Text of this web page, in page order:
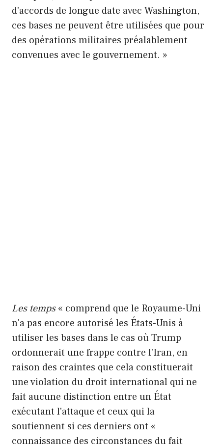
d'accords de longue date avec Washington,
ces bases ne peuvent être utilisées que pour
des opérations militaires préalablement
convenues avec le gouvernement. »
Les temps« comprend que le Royaume-Uni
n'a pas encore autorisé les États-Unis à
utiliser les bases dans le cas où Trump
ordonnerait une frappe contre l'Iran, en
raison des craintes que cela constituerait
une violation du droit international qui ne
fait aucune distinction entre un État
exécutant l'attaque et ceux qui la
soutiennent si ces derniers ont «
connaissance des circonstances du fait